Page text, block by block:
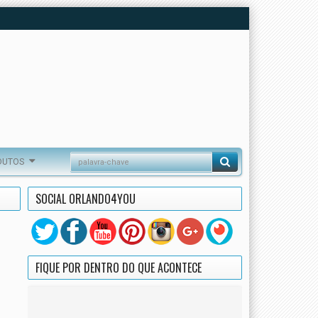
SOCIAL ORLANDO4YOU
FIQUE POR DENTRO DO QUE ACONTECE